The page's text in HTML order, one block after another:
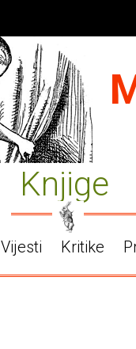
Knjige
Vijesti Kritike